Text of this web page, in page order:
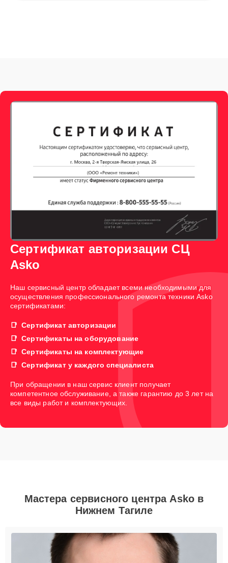
Сертификат авторизации СЦ
Asko
Наш сервисный центр обладает всеми необходимыми для
осуществления профессионального ремонта техники Asko
сертификатами:
Сертификат авторизации
Сертификаты на оборудование
Сертификаты на комплектующие
Сертификат у каждого специалиста
При обращении в наш сервис клиент получает
компетентное обслуживание, а также гарантию до 3 лет на
все виды работ и комплектующих.
Мастера сервисного центра Asko в
Нижнем Тагиле